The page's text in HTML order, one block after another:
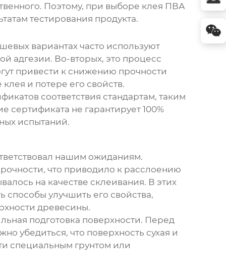
Поэтому, при выборе клея ПВА
тестирования продукта.
вариантах часто используют
адгезии. Во-вторых, это процесс
привести к снижению прочности
и потере его свойств.
соответствия стандартам, таким
не гарантирует 100%
испытаний.
нашим ожиданиям.
что приводило к расслоению
на качестве склеивания. В этих
способы улучшить его свойства,
древесины.
подготовка поверхности. Перед
убедиться, что поверхность сухая и
специальным грунтом или